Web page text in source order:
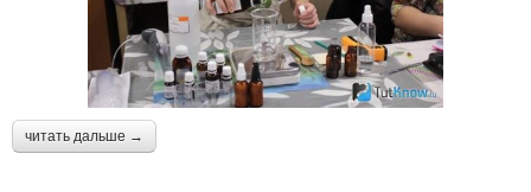
читать дальше →